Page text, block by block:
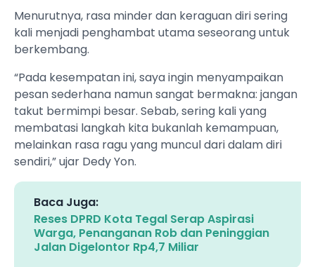
Menurutnya, rasa minder dan keraguan diri sering
kali menjadi penghambat utama seseorang untuk
berkembang.
“Pada kesempatan ini, saya ingin menyampaikan
pesan sederhana namun sangat bermakna: jangan
takut bermimpi besar. Sebab, sering kali yang
membatasi langkah kita bukanlah kemampuan,
melainkan rasa ragu yang muncul dari dalam diri
sendiri,” ujar Dedy Yon.
Baca Juga:
Reses DPRD Kota Tegal Serap Aspirasi
Warga, Penanganan Rob dan Peninggian
Jalan Digelontor Rp4,7 Miliar